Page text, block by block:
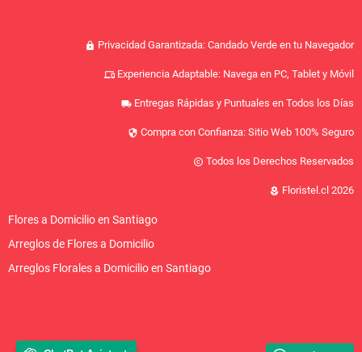
lock Privacidad Garantizada: Candado Verde en tu Navegador
devices Experiencia Adaptable: Navega en PC, Tablet y Móvil
local_shipping Entregas Rápidas y Puntuales en Todos los Días
security Compra con Confianza: Sitio Web 100% Seguro
copyright Todos los Derechos Reservados
local_florist Floristel.cl 2026
Flores a Domicilio en Santiago
Arreglos de Flores a Domicilio
Arreglos Florales a Domicilio en Santiago